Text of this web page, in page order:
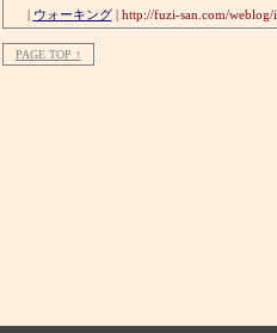
| ウォーキング| http://fuzi-san.com/weblog/
PAGE TOP ↑